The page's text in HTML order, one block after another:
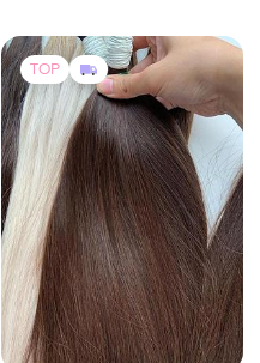
1230 грн 15
Exclusive
Волосся блонд ціна за20
грам 1230 грн, увага 100